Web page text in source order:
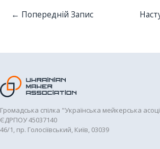
← Попередній Запис
Громадська спілка "Українська мейкерська
ЄДРПОУ 45037140
46/1, пр. Голосіївський, Київ, 03039